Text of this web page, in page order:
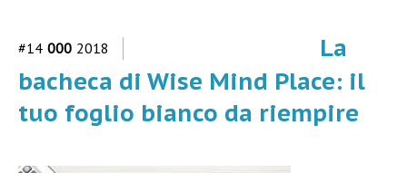
#14 000 2018
La
bacheca di Wise Mind Place: il
tuo foglio bianco da riempire